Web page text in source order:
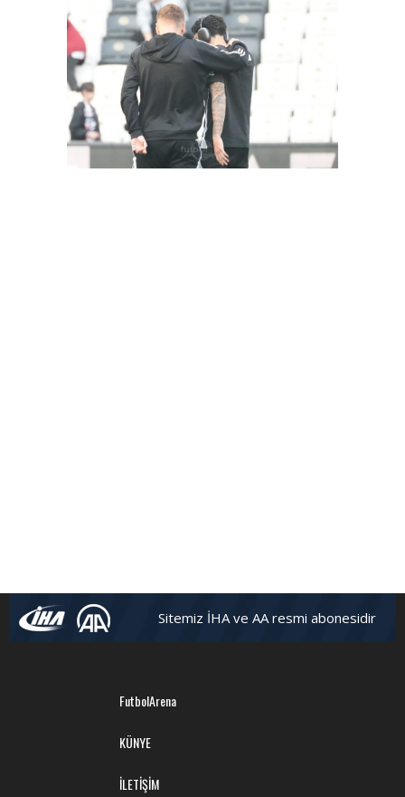
Sitemiz İHA ve AA resmi abonesidir
FutbolArena
KÜNYE
İLETİŞİM